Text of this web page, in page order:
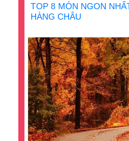
TOP 8 MÓN NGON
HÀNG CHÂU